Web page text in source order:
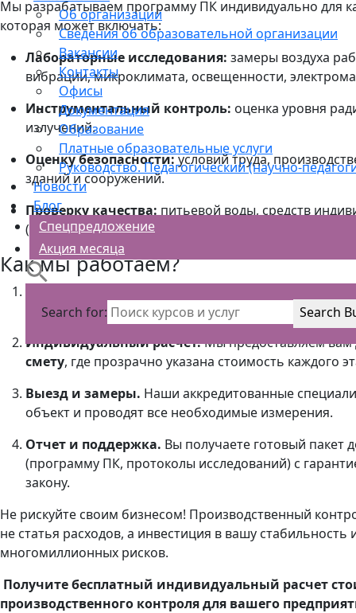
Об организации
Сведения об образовательной организации
Вакансии
Контакты
Офисы
Документация
Образование
Платные образовательные услуги
Руководство. Педагогический (научно-
Новости
Блог
Спецпредложение
Акция месяца
Search for: Search
Мы разрабатываем программу ПК индивидуально для
которая может включать:
Лабораторные исследования: замеры воздуха
вибрации, микроклимата, освещенности,
Инструментальный контроль: оценка уровня
излучений.
Оценку безопасности:условий труда,
зданий и сооружений.
Проверку качества: питьевой воды, средств
(СИЗ).
Как мы работаем?
анализирует ваш объект и задачи.
Индивидуальный расчет.Мы предоставляем вам
смету, где прозрачно указана стоимость каждого
Выезд и замеры. Наши аккредитованные
объект и проводят все необходимые измерения.
Отчет и поддержка. Вы получаете готовый пакет
(программу ПК, протоколы исследований) с
закону.
Не рискуйте своим бизнесом! Производственный
не статья расходов, а инвестиция в вашу стабильность
многомиллионных рисков.
Получите бесплатный индивидуальный расчет
производственного контроля для вашего